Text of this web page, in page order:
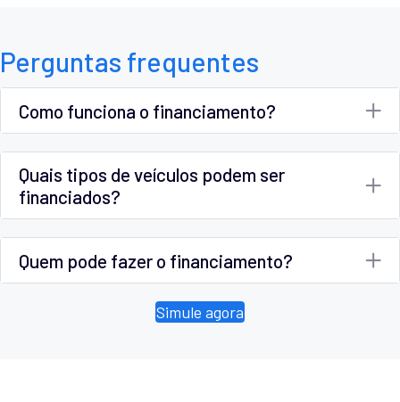
Perguntas frequentes
Como funciona o financiamento?
Quais tipos de veículos podem ser
financiados?
Quem pode fazer o financiamento?
Simule agora